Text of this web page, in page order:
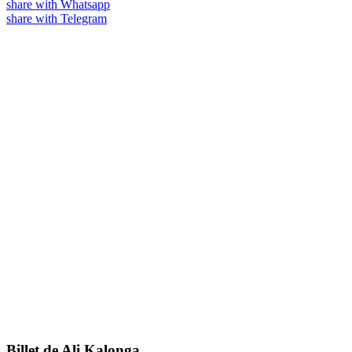
share with Whatsapp
share with Telegram